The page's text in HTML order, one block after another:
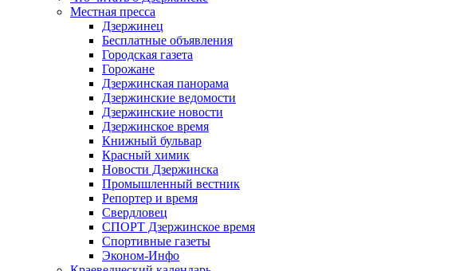
Местная пресса
Дзержинец
Бесплатные объявления
Городская газета
Горожане
Дзержинская панорама
Дзержинские ведомости
Дзержинские новости
Дзержинское время
Книжный бульвар
Красный химик
Новости Дзержинска
Промышленный вестник
Репортер и время
Свердловец
СПОРТ Дзержинское время
Спортивные газеты
Эконом-Инфо